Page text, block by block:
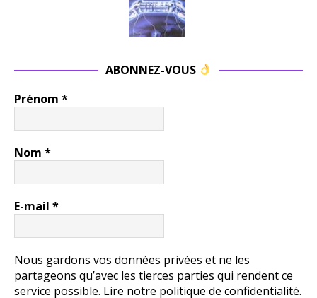
ABONNEZ-VOUS
Prénom *
Nom *
E-mail *
Nous gardons vos données privées et ne les
partageons qu’avec les tierces parties qui rendent ce
service possible. Lire notre politique de confidentialité.